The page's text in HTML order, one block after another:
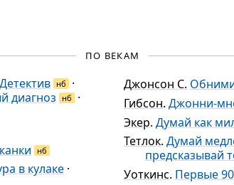
ПО ВЕКАМ
Детектив нб
·
диагноз
нб
·
нб
в кулаке ·
Джонсон С.
Гибсон. Джонни-
Экер. Думай как
Тетлок. Думай
предсказывай
Уоткинс. Первые